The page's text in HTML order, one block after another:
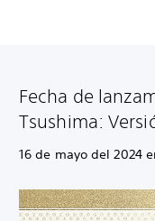
Fecha de
Tsushima:
16 de mayo del 2024